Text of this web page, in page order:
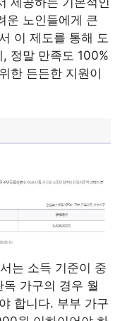
운 노인들에게 큰
이 제도를 통해 도
정말 만족도 100%
한 든든한 지원이
는 소득 기준이 중
가구의 경우 월
합니다. 부부 가구